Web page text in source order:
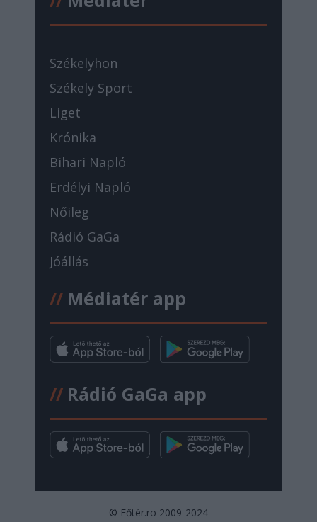
Székelyhon
Székely Sport
Liget
Krónika
Bihari Napló
Erdélyi Napló
Nőileg
Rádió GaGa
Jóállás
//Médiatér app
//Rádió GaGa app
© Főtér.ro 2009-2024